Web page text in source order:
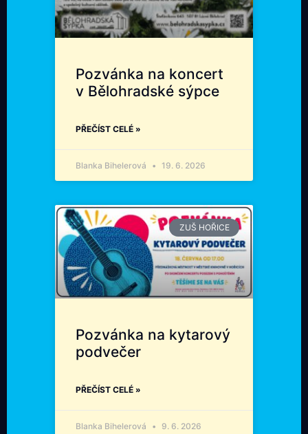
Pozvánka na koncert
v Bělohradské sýpce
PŘEČÍST CELÉ »
Blanka Bihelerová 19. 6. 2026
ZUŠ HOŘICE
Pozvánka na kytarový
podvečer
PŘEČÍST CELÉ »
Blanka Bihelerová 9. 6. 2026